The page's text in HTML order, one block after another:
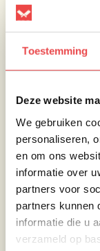
Toestemming
Deze website
We gebruiken
personaliseren,
en om ons
informatie over
partners voor
partners kunnen
informatie die u
verzameld op
Na nog een
daarna de
eens een
zijde.